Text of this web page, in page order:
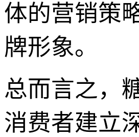
体的营销策
牌形象。
总而言之，
消费者建立